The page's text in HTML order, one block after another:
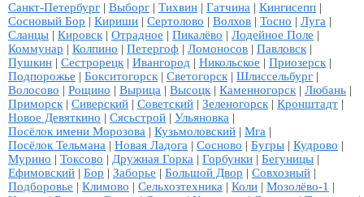
Санкт-Петербург | Выборг | Тихвин | Гатчина | Кингисепп |
Сосновый Бор | Кириши | Сертолово | Волхов | Тосно | Луга |
Сланцы | Кировск| Отрадное | Пикалёво | Лодейное Поле |
Коммунар | Колпино | Петергоф | Ломоносов | Павловск|
Пушкин | Сестрорецк| Ивангород | Никольское | Приозерск|
Подпорожье | Бокситогорск| Светогорск| Шлиссельбург |
Волосово | Рощино | Вырица | Высоцк| Каменногорск| Любань |
Приморск| Сиверский | Советский | Зеленогорск| Кронштадт |
Новое Девяткино | Сясьстрой | Ульяновка |
Посёлок имени Морозова | Кузьмоловский | Мга |
Посёлок Тельмана | Новая Ладога | Сосново | Бугры | Кудрово |
Мурино | Токсово | Дружная Горка | Горбунки | Бегуницы |
Ефимовский | Бор | Заборье | Большой Двор | Совхозный |
Подборовье | Климово | Сельхозтехника | Коли | Мозолёво-1 |